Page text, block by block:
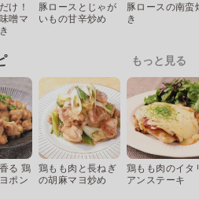
け！
噌マ
豚ロースとじゃが
いもの甘辛炒め
豚ロースの南蛮
き
もっと見る
る 鶏
ポン
鶏もも肉と長ねぎ
の胡麻マヨ炒め
鶏もも肉のイタ
アンステーキ